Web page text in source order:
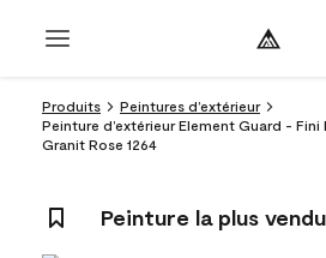
Produits
Peintures d’extérieur
Peinture d’extérieur Element Guard -
Granit Rose 1264
Peinture la plus